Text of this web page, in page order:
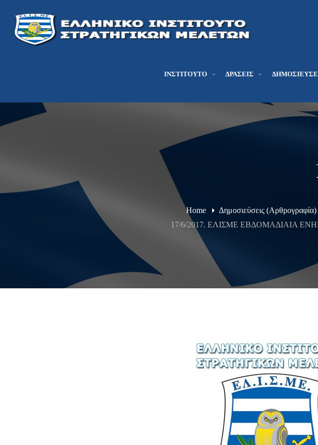
ΙΝΣΤΙΤΟΎΤΟ ΔΡΆΣΕΙΣ
Home Δημοσιεύσεις (Αρθρογραφία)
17/6/2017. ΕΛΙΣΜΕ ΕΒΔΟΜΑΔΙΑΙΑ